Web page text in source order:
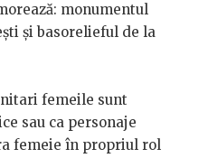
monumentul
și basorelieful de la
femeile sunt
sau ca personaje
femeie în propriul rol